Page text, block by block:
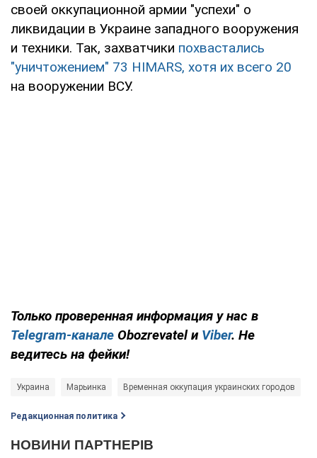
своей оккупационной армии "успехи" о
ликвидации в Украине западного вооружения
и техники. Так, захватчики похвастались
"уничтожением" 73 HIMARS, хотя их всего 20
на вооружении ВСУ.
Только проверенная информация у нас в
Telegram-канале Obozrevatel и Viber. Не
ведитесь на фейки!
Украина Марьинка Временная оккупация украинских городов
Редакционная политика